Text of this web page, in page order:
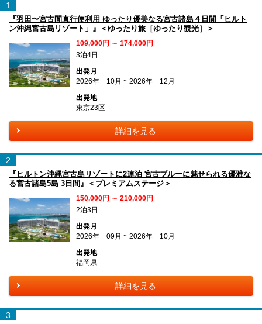
1
『羽田〜宮古間直行便利用 ゆったり優美なる宮古諸島４日間「ヒルト
ン沖縄宮古島リゾート」』＜ゆったり旅［ゆったり観光］＞
109,000円 ～ 174,000円
3泊4日
出発月
2026年 10月 ~ 2026年 12月
出発地
東京23区
詳細を見る
2
『ヒルトン沖縄宮古島リゾートに2連泊 宮古ブルーに魅せられる優雅な
る宮古諸島5島 3日間』＜プレミアムステージ＞
150,000円 ～ 210,000円
2泊3日
出発月
2026年 09月 ~ 2026年 10月
出発地
福岡県
詳細を見る
3